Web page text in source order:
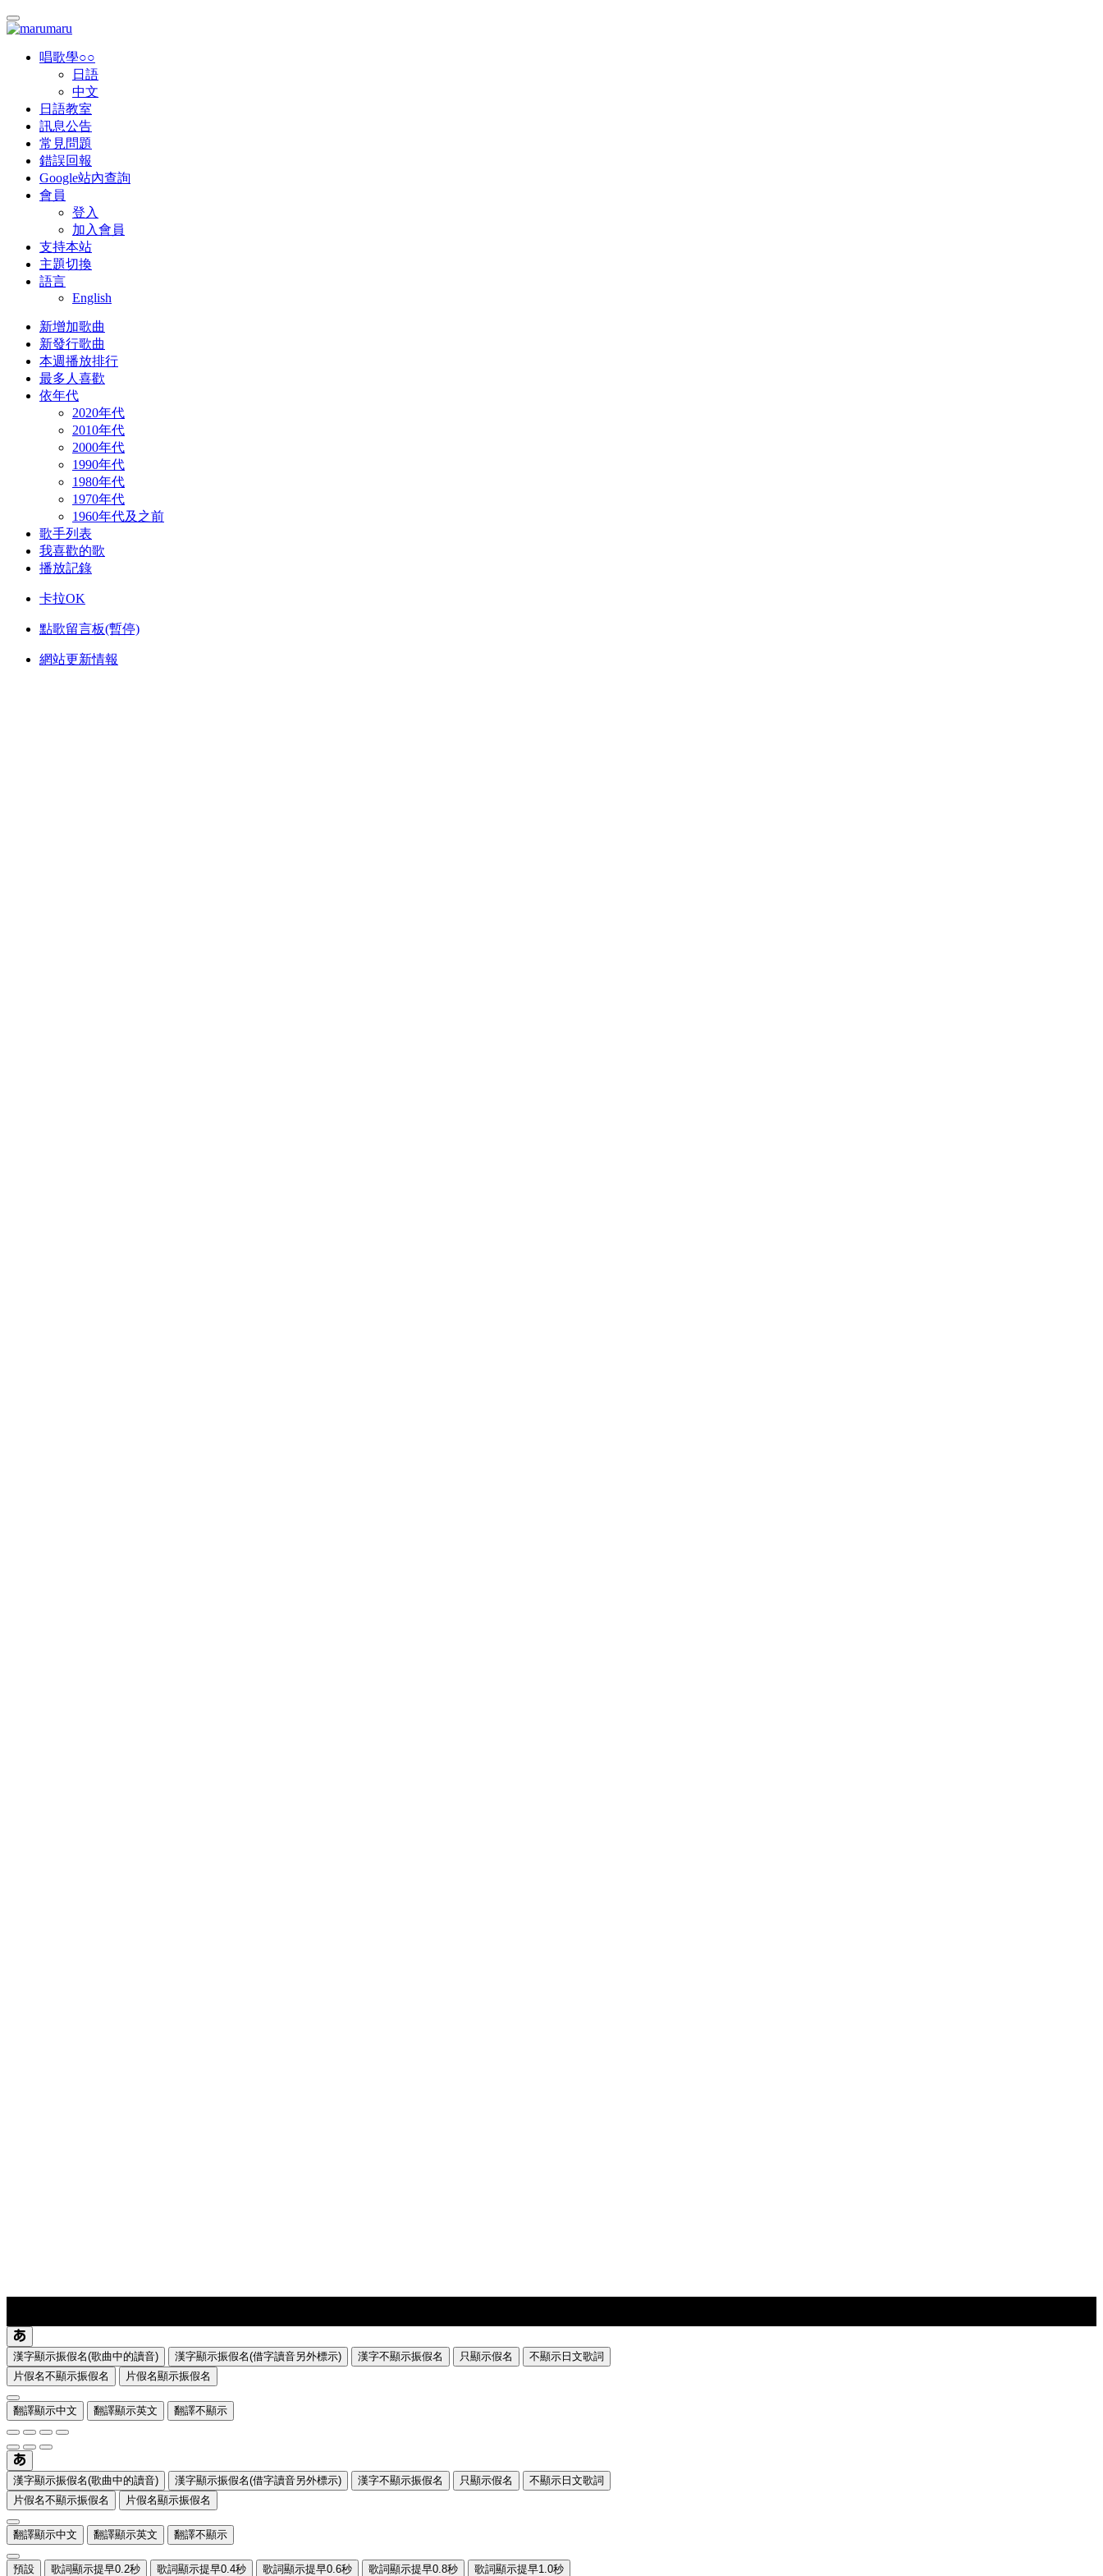
唱歌學○○
日語
中文
日語教室
訊息公告
常見問題
錯誤回報
Google站內查詢
會員
登入
加入會員
支持本站
主題切換
語言
English
新增加歌曲
新發行歌曲
本週播放排行
最多人喜歡
依年代
2020年代
2010年代
2000年代
1990年代
1980年代
1970年代
1960年代及之前
歌手列表
我喜歡的歌
播放記錄
卡拉OK
點歌留言板(暫停)
網站更新情報
漢字顯示振假名(歌曲中的讀音) 漢字顯示振假名(借字讀音另外標示) 漢字不顯示振假名 只顯示假名
不顯示日文歌詞
片假名不顯示振假名
片假名顯示振假名
翻譯顯示中文 翻譯顯示英文 翻譯不顯示
漢字顯示振假名(歌曲中的讀音) 漢字顯示振假名(借字讀音另外標示) 漢字不顯示振假名 只顯示假名
不顯示日文歌詞
片假名不顯示振假名
片假名顯示振假名
翻譯顯示中文 翻譯顯示英文 翻譯不顯示
預設 歌詞顯示提早0.2秒 歌詞顯示提早0.4秒 歌詞顯示提早0.6秒 歌詞顯示提早0.8秒 歌詞顯示提早1.0秒